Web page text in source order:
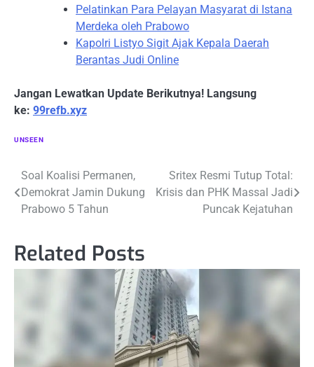
Pelatinkan Para Pelayan Masyarat di Istana
Merdeka oleh Prabowo
Kapolri Listyo Sigit Ajak Kepala Daerah
Berantas Judi Online
Jangan Lewatkan Update Berikutnya! Langsung
ke: 99refb.xyz
UNSEEN
Navigasi
pos
Soal Koalisi Permanen,
Demokrat Jamin Dukung
Prabowo 5 Tahun
Sritex Resmi Tutup Total:
Krisis dan PHK Massal Jadi
Puncak Kejatuhan
Related Posts